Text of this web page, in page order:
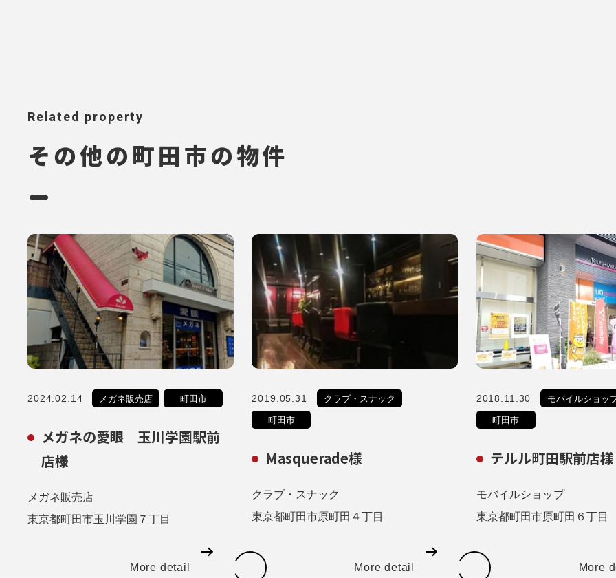
Related property
その他の町田市の物件
2024.02.14 メガネ販売店 町田市
メガネの愛眼 玉川学園駅前
店様
メガネ販売店
東京都町田市玉川学園７丁目
More detail
2019.05.31 クラブ・スナック
町田市
Masquerade様
クラブ・スナック
東京都町田市原町田４丁目
More detail
2018.11.30 モバイルショッ
町田市
テルル町田駅前店様
モバイルショップ
東京都町田市原町田６丁目
More